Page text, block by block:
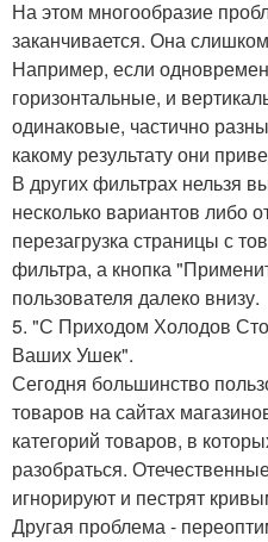
На этом многообразие
заканчивается. Она
Например, если
горизонтальные, и
одинаковые, частично
какому результату они
В других фильтрах нельзя
несколько вариантов либо
перезагрузка страницы с
фильтра, а кнопка
пользователя далеко внизу.
5. "С Приходом Холодов
Ваших Ушек".
Сегодня большинство
товаров на сайтах
категорий товаров, в
разобраться.
игнорируют и пестрят
Другая проблема -